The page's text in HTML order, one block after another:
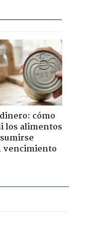
cómo
los alimentos
vencimiento